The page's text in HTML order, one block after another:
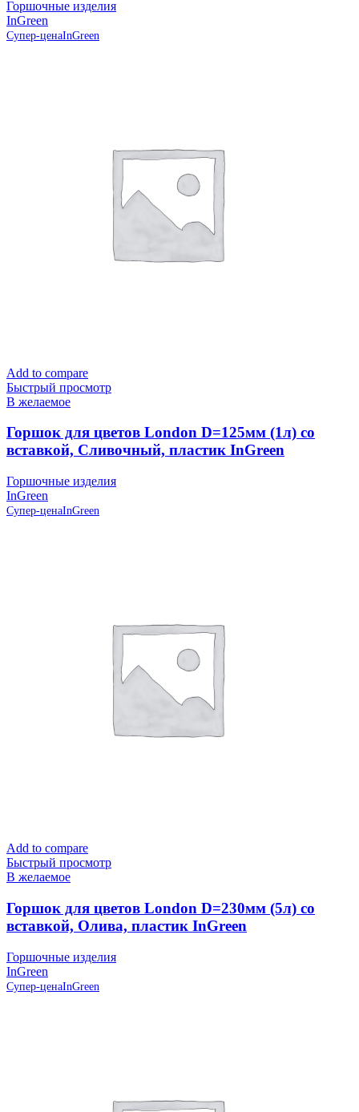
Горшочные изделия
InGreen
Супер-ценаInGreen
Add to compare
Быстрый просмотр
В желаемое
Горшок для цветов London D=125мм (1л) со
вставкой, Сливочный, пластик InGreen
Горшочные изделия
InGreen
Супер-ценаInGreen
Add to compare
Быстрый просмотр
В желаемое
Горшок для цветов London D=230мм (5л) со
вставкой, Олива, пластик InGreen
Горшочные изделия
InGreen
Супер-ценаInGreen